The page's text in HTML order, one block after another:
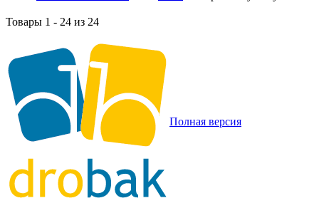
Товары 1 - 24 из 24
Полная версия